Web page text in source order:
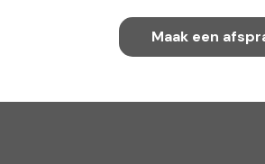
Maak een